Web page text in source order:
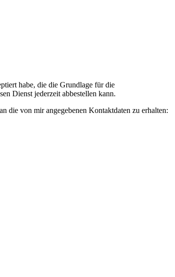
habe, die die Grundlage für die
Dienst jederzeit abbestellen kann.
von mir angegebenen Kontaktdaten zu erhalten: